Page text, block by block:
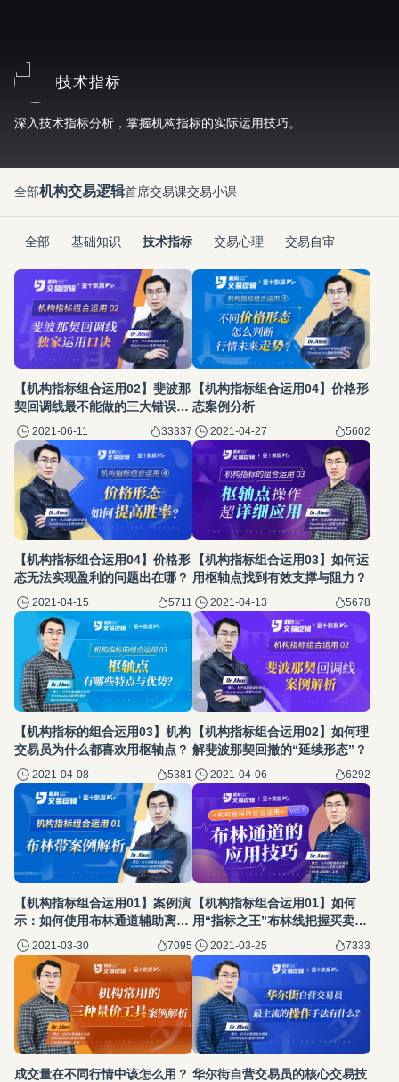
技术指标
深入技术指标分析，掌握机构指标的实际运用技巧。
全部机构交易逻辑首席交易课交易小课
全部 基础知识 技术指标 交易心理 交易自审
【机构指标组合运用02】斐波那
契回调线最不能做的三大错误画
法！2021-06-11 33337
【机构指标组合运用04】价格形
态案例分析
2021-04-27 5602
【机构指标组合运用04】价格形
态无法实现盈利的问题出在哪？
2021-04-15 5711
【机构指标组合运用03】如何运
用枢轴点找到有效支撑与阻力？
2021-04-13 5678
【机构指标的组合运用03】机构
交易员为什么都喜欢用枢轴点？
2021-04-08 5381
【机构指标组合运用02】如何理
解斐波那契回撤的“延续形态”？
2021-04-06 6292
【机构指标组合运用01】案例演
示：如何使用布林通道辅助离
场?2021-03-30 7095
【机构指标组合运用01】如何
用“指标之王”布林线把握买卖点
位？2021-03-25 7333
成交量在不同行情中该怎么用？ 华尔街自营交易员的核心交易技